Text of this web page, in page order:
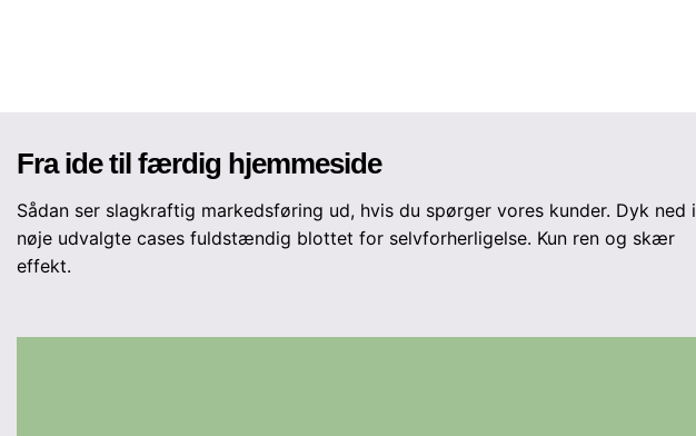
Fra ide til færdig hjemmeside
Sådan ser slagkraftig markedsføring ud, hvis du spørger vores kunder. Dyk ned i
nøje udvalgte cases fuldstændig blottet for selvforherligelse. Kun ren og skær
effekt.